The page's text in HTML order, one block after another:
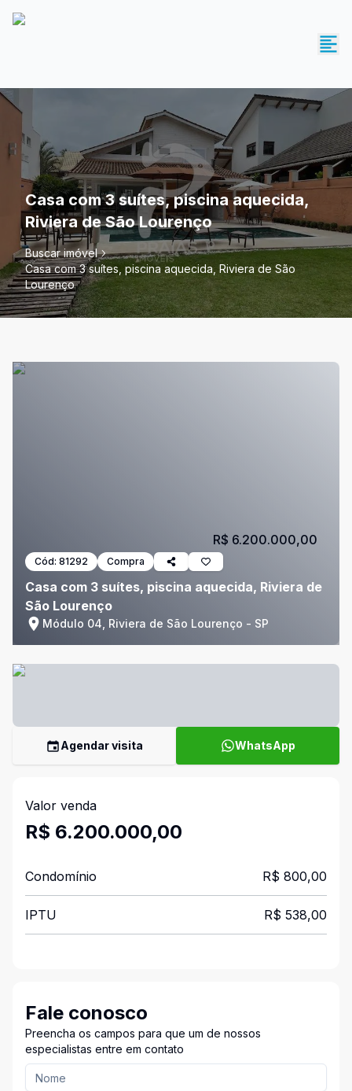
Casa com 3 suítes, piscina aquecida,
Riviera de São Lourenço
Buscar imóvel
Casa com 3 suítes, piscina aquecida, Riviera de São
Lourenço
Cód: 81292 Compra
Casa com 3 suítes, piscina aquecida, Riviera de
São Lourenço
Módulo 04, Riviera de São Lourenço - SP
R$ 6.200.000,00
Agendar visita WhatsApp
Valor venda
R$ 6.200.000,00
Condomínio R$ 800,00
IPTU R$ 538,00
Fale conosco
Preencha os campos para que um de nossos
especialistas entre em contato